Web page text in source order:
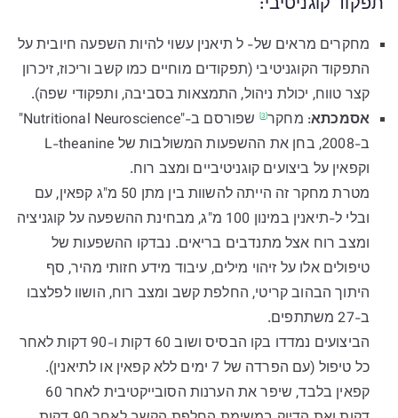
מחקרים מראים של- ל תיאנין עשוי להיות השפעה חיובית על
התפקוד הקוגניטיבי (תפקודים מוחיים כמו קשב וריכוז, זיכרון
קצר טווח, יכולת ניהול, התמצאות בסביבה, ותפקודי שפה).
אסמכתא: מחקר[3]
שפורסם ב-"Nutritional Neuroscience"
ב-2008, בחן את ההשפעות המשולבות של L-theanine
וקפאין על ביצועים קוגניטיביים ומצב רוח.
מטרת מחקר זה הייתה להשוות בין מתן 50 מ"ג קפאין, עם
ובלי ל-תיאנין במינון 100 מ"ג, מבחינת ההשפעה על קוגניציה
ומצב רוח אצל מתנדבים בריאים. נבדקו ההשפעות של
טיפולים אלו על זיהוי מילים, עיבוד מידע חזותי מהיר, סף
היתוך הבהוב קריטי, החלפת קשב ומצב רוח, הושוו לפלצבו
ב-27 משתתפים.
הביצועים נמדדו בקו הבסיס ושוב 60 דקות ו-90 דקות לאחר
כל טיפול (עם הפרדה של 7 ימים ללא קפאין או לתיאנין).
קפאין בלבד, שיפר את הערנות הסובייקטיבית לאחר 60